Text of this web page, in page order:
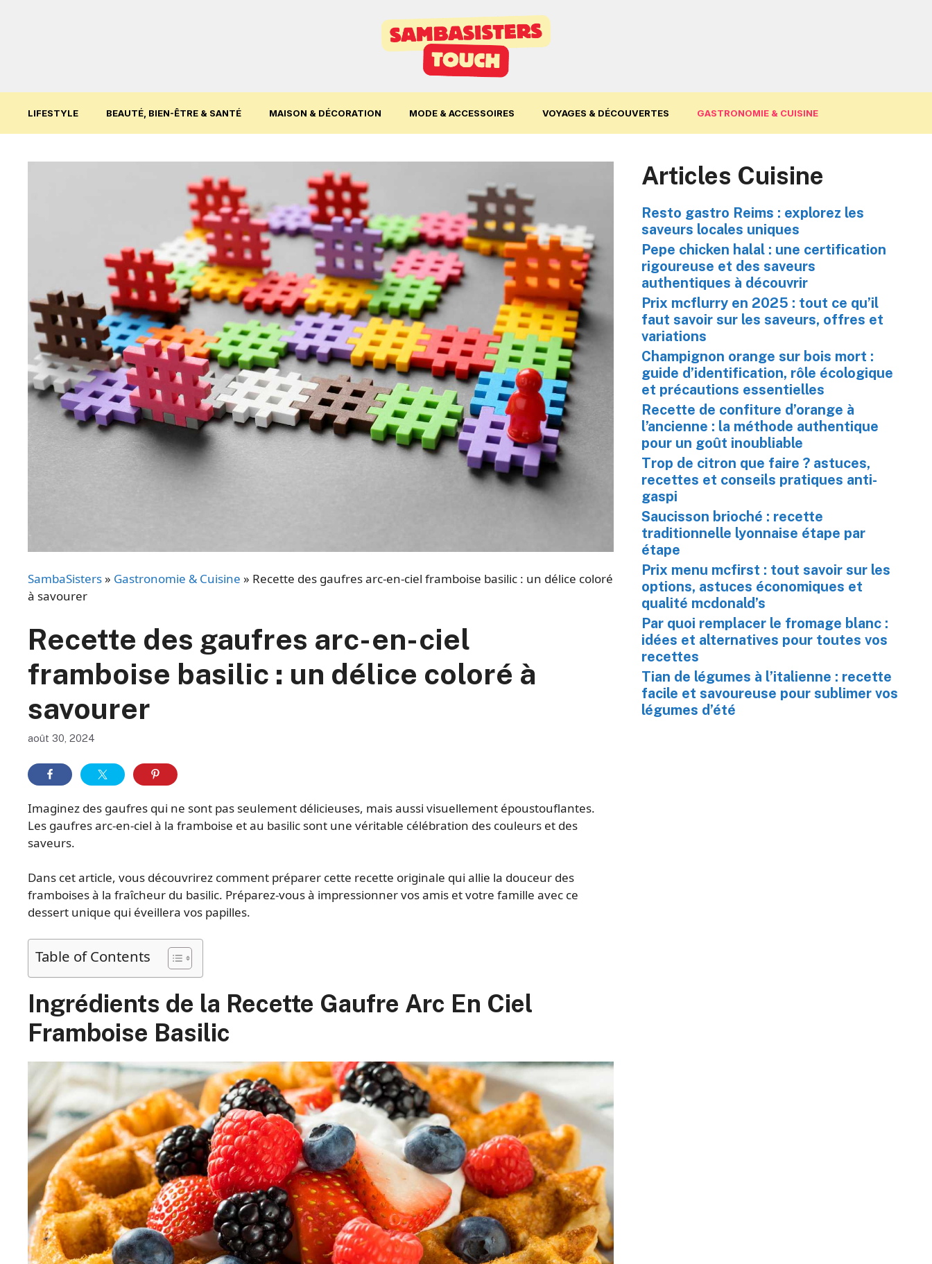
LIFESTYLE BEAUTÉ, BIEN-ÊTRE & SANTÉ MAISON & DÉCORATION MODE & ACCESSOIRES VOYAGES & DÉCOUVERTES GASTRONOMIE & CUISINE
SambaSisters» Gastronomie & Cuisine » Recette des gaufres arc-en-ciel framboise basilic : un délice coloré
à savourer
Recette des gaufres arc-en-ciel
framboise basilic : un délice coloré à
savourer
août 30, 2024
Imaginez des gaufres qui ne sont pas seulement délicieuses, mais aussi visuellement époustouflantes.
Les gaufres arc-en-ciel à la framboise et au basilic sont une véritable célébration des couleurs et des
saveurs.
Dans cet article, vous découvrirez comment préparer cette recette originale qui allie la douceur des
framboises à la fraîcheur du basilic. Préparez-vous à impressionner vos amis et votre famille avec ce
dessert unique qui éveillera vos papilles.
Table of Contents
Ingrédients de la Recette Gaufre Arc En Ciel
Framboise Basilic
Articles Cuisine
Resto gastro Reims : explorez les
saveurs locales uniques
Pepe chicken halal : une certification
rigoureuse et des saveurs
authentiques à découvrir
Prix mcflurry en 2025 : tout ce qu’il
faut savoir sur les saveurs, offres et
variations
Champignon orange sur bois mort :
guide d’identification, rôle écologique
et précautions essentielles
Recette de confiture d’orange à
l’ancienne : la méthode authentique
pour un goût inoubliable
Trop de citron que faire ? astuces,
recettes et conseils pratiques anti-
gaspi
Saucisson brioché : recette
traditionnelle lyonnaise étape par
étape
Prix menu mcfirst : tout savoir sur les
options, astuces économiques et
qualité mcdonald’s
Par quoi remplacer le fromage blanc :
idées et alternatives pour toutes vos
recettes
Tian de légumes à l’italienne : recette
facile et savoureuse pour sublimer vos
légumes d’été